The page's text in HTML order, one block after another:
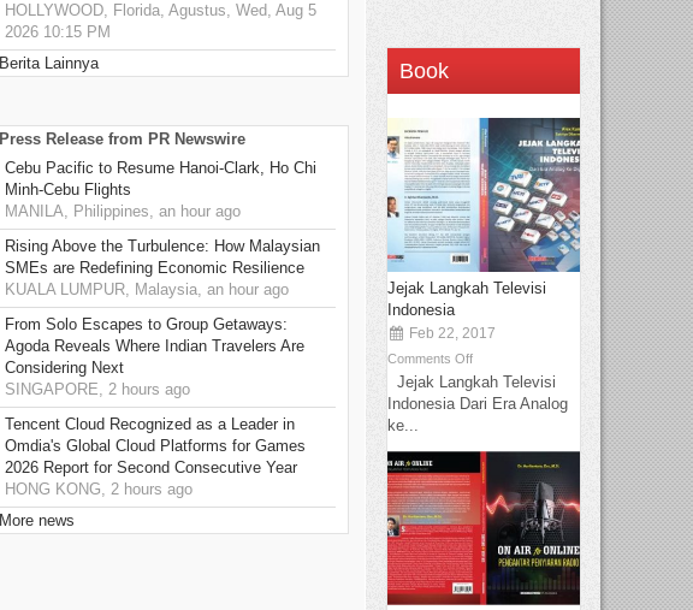
HOLLYWOOD, Florida, Agustus, Wed, Aug 5
2026 10:15 PM
Berita Lainnya
Press Release from PR Newswire
Cebu Pacific to Resume Hanoi-Clark, Ho Chi
Minh-Cebu Flights
MANILA, Philippines, an hour ago
Rising Above the Turbulence: How Malaysian
SMEs are Redefining Economic Resilience
KUALA LUMPUR, Malaysia, an hour ago
From Solo Escapes to Group Getaways:
Agoda Reveals Where Indian Travelers Are
Considering Next
SINGAPORE, 2 hours ago
Tencent Cloud Recognized as a Leader in
Omdia's Global Cloud Platforms for Games
2026 Report for Second Consecutive Year
HONG KONG, 2 hours ago
More news
Book
Jejak Langkah Televisi
Indonesia
Feb 22, 2017
Comments Off
Jejak Langkah Televisi
Indonesia Dari Era Analog
ke...